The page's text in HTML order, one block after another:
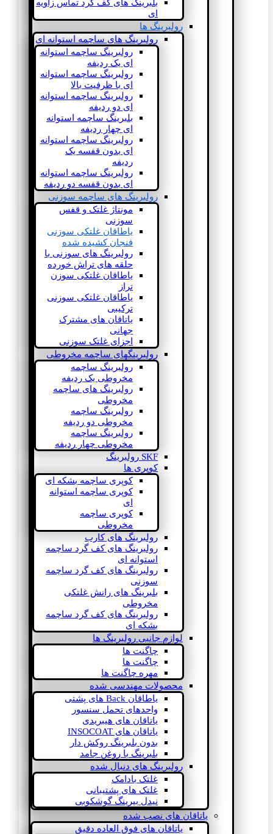
بلبرینگ های کف گرد تماس زاویه
ای
رولبرینگ ها
رولبرینگ های ساچمه استوانه ای
رولبرینگ ساچمه استوانه
ای یک ردیفه
رولبرینگ ساچمه استوانه
ای با ظرفیت بالا
رولبرینگ ساچمه استوانه
ای دو ردیفه
بلبرینگ ساچمه استوانه
ای چهار ردیفه
رولبرینگ ساچمه استوانه
ای بدون قفسه یک
ردیفه
رولبرینگ ساچمه استوانه
ای بدون قفسه دو ردیفه
رولبرینگ های ساچمه سوزنی
مونتاژ غلتک و قفس
سوزنی
یاطاقان غلتکی سوزنی
فنجان کشیده شده
رولبرینگ های سوزنی با
حلقه های تراش خورده
یاطاقان غلتکی سوزن
تراز
یاطاقان غلتکی سوزنی
ترکیبی
یاتاقان های مشترک
جهانی
اجزای غلتک سوزنی
رولبرینگهای ساچمه مخروطی
رولبرینگ ساچمه
مخروطی یک ردیفه
رولبرینگ های ساچمه
مخروطی
رولبرینگ ساچمه
مخروطی دو ردیفه
رولبرینگ ساچمه
مخروطی چهار ردیفه
SKF رولبرینگ
کوپری ها
کوپری ساچمه بشکه ای
کوپری ساچمه استوانه
ای
کوپری ساچمه
مخروطی
رولبرینگ های کارب
رولبرینگ های کف گرد ساچمه
استوانه ای
رولبرینگ های کف گرد ساچمه
سوزنی
بلبرینگ های رانش غلتکی
مخروطی
رولبرینگ های کف گرد ساچمه
بشکه ای
لوازم جانبی رولبرینگ ها
چاگنت ها
چاگنت ها
مهره چاگنت ها
محصولات مهندسی شده
یاطاقان Back های پشتی
واحدهای تحمل سنسور
یاتاقان های هیبریدی
یاتاقان های INSOCOAT
بدون بلبرینگ روکش دار
بلبرینگ با روغن جامد
رولبرینگ های دنبال شده
غلتک بادامک
غلتک های پشتیبانی
نیدل بیرینگ گوشکوبی
یاتاقان های نصب شده
یاتاقان های فوق العاده دقیق